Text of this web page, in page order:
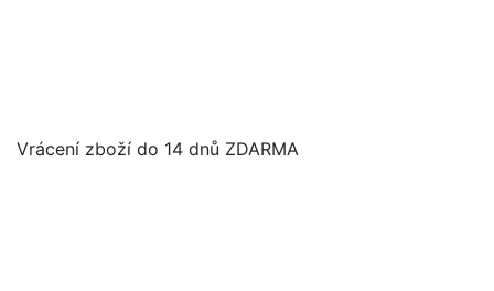
Vrácení zboží do 14 dnů ZDARMA